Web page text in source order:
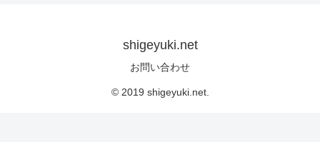
shigeyuki.net
お問い合わせ
© 2019 shigeyuki.net.